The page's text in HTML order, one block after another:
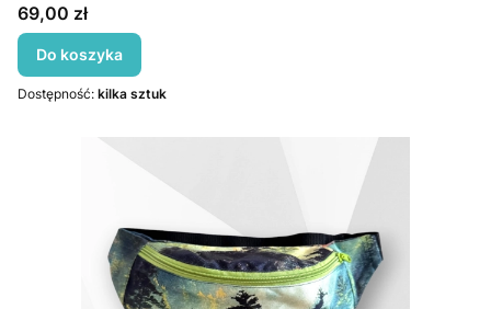
Cena
69,00 zł
Do koszyka
Dostępność: kilka sztuk